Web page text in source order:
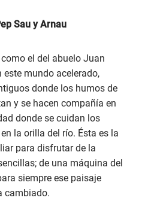
Sau y Arnau
el del abuelo Juan
mundo acelerado,
donde los humos de
y se hacen compañía en
donde se cuidan los
la orilla del río. Ésta es la
para disfrutar de la
de una máquina del
siempre ese paisaje
cambiado.